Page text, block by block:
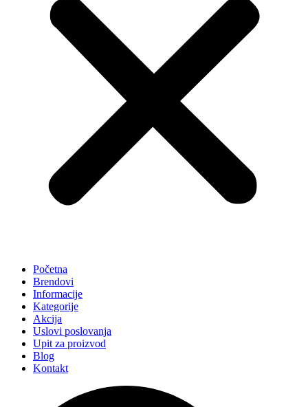
Početna
Brendovi
Informacije
Kategorije
Akcija
Uslovi poslovanja
Upit za proizvod
Blog
Kontakt